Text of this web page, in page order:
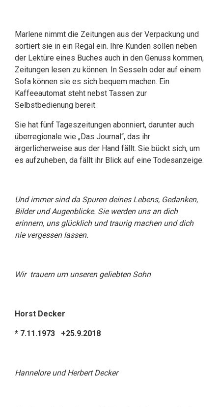
Marlene nimmt die Zeitungen aus der Verpackung und
sortiert sie in ein Regal ein. Ihre Kunden sollen neben
der Lektüre eines Buches auch in den Genuss kommen,
Zeitungen lesen zu können. In Sesseln oder auf einem
Sofa können sie es sich bequem machen. Ein
Kaffeeautomat steht nebst Tassen zur
Selbstbedienung bereit.
Sie hat fünf Tageszeitungen abonniert, darunter auch
überregionale wie „Das Journal“, das ihr
ärgerlicherweise aus der Hand fällt. Sie bückt sich, um
es aufzuheben, da fällt ihr Blick auf eine Todesanzeige.
Und immer sind da Spuren deines Lebens, Gedanken,
Bilder und Augenblicke. Sie werden uns an dich
erinnern, uns glücklich und traurig machen und dich
nie vergessen lassen.
Wir trauern um unseren geliebten Sohn
Horst Decker
* 7.11.1973 +25.9.2018
Hannelore und Herbert Decker